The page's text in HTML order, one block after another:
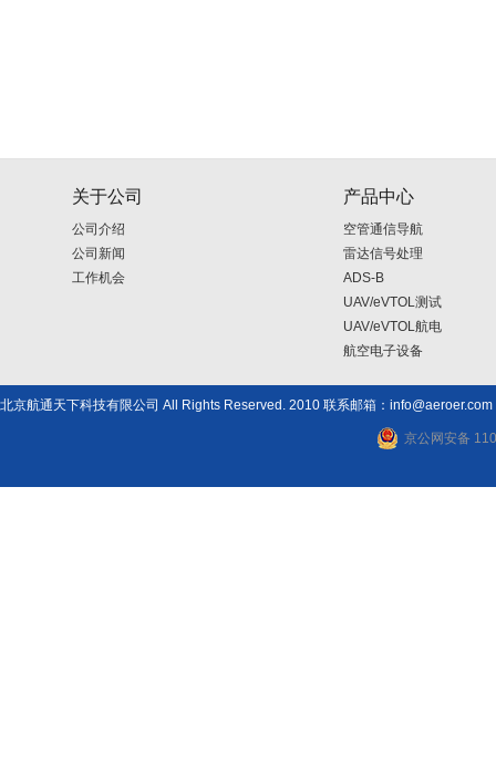
关于公司
公司介绍
公司新闻
工作机会
产品中心
空管通信导航
雷达信号处理
ADS-B
UAV/eVTOL测试
UAV/eVTOL航电
航空电子设备
北京航通天下科技有限公司 All Rights Reserved. 2010 联系邮箱：info@aeroer.com
京公网安备